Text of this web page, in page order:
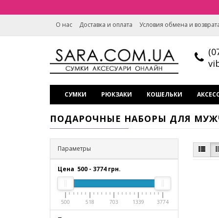
О нас Доставка и оплата Условия обмена и
СУМКИ РЮКЗАКИ КОШЕЛЬКИ
ПОДАРОЧНЫЕ НАБОРЫ ДЛЯ
Параметры
Цена 500 - 3774 грн.
500 518 703 1339 3774